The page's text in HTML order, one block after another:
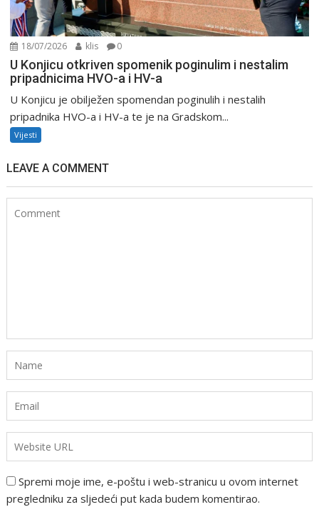
18/07/2026 klis 0
U Konjicu otkriven spomenik poginulim i nestalim
pripadnicima HVO-a i HV-a
U Konjicu je obilježen spomendan poginulih i nestalih
pripadnika HVO-a i HV-a te je na Gradskom...
Vijesti
LEAVE A COMMENT
Spremi moje ime, e-poštu i web-stranicu u ovom internet
pregledniku za sljedeći put kada budem komentirao.